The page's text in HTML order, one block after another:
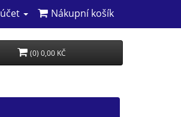
Nákupní košík
(0) 0,00 KČ